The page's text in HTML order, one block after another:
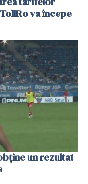
va începe
un rezultat